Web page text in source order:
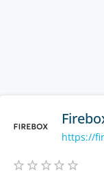
https://